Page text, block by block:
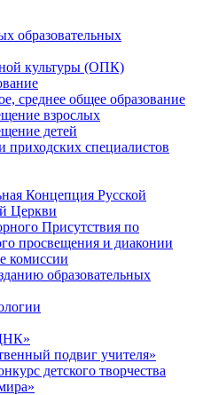
образовательных
культуры (ОПК)
среднее общее образование
взрослых
детей
приходских специалистов
Концепция Русской
Церкви
Присутствия по
просвещения и диаконии
комиссии
образовательных
подвиг учителя»
детского творчества